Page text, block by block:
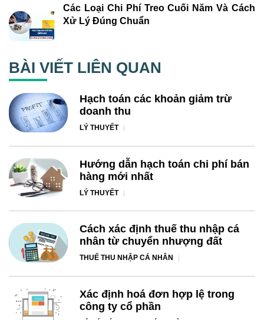
Các Loại Chi Phí Treo Cuối Năm Và Cách
Xử Lý Đúng Chuẩn
BÀI VIẾT LIÊN QUAN
Hạch toán các khoản giảm trừ
doanh thu
LÝ THUYẾT
Hướng dẫn hạch toán chi phí bán
hàng mới nhất
LÝ THUYẾT
Cách xác định thuế thu nhập cá
nhân từ chuyển nhượng đất
THUẾ THU NHẬP CÁ NHÂN
Xác định hoá đơn hợp lệ trong
công ty cổ phần